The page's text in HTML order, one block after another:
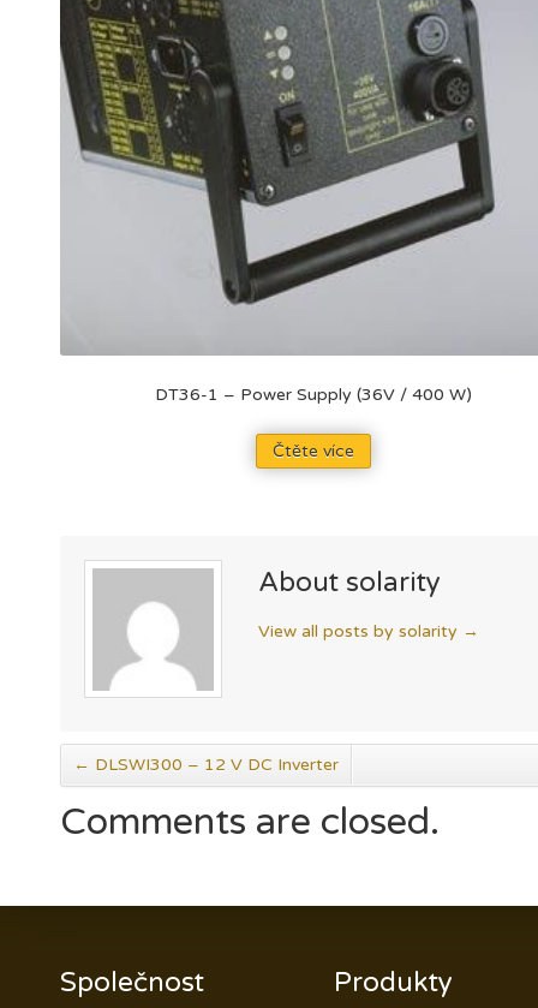
DT36-1 – Power Supply (36V / 400 W)
Čtěte více
About solarity
View all posts by solarity →
← DLSWI300 – 12 V DC Inverter
Comments are closed.
Společnost Produkty